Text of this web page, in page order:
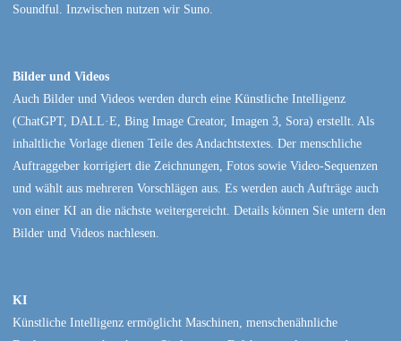
Soundful. Inzwischen nutzen wir Suno.
Bilder und Videos
Auch Bilder und Videos werden durch eine Künstliche Intelligenz
(ChatGPT, DALL·E, Bing Image Creator, Imagen 3, Sora) erstellt. Als
inhaltliche Vorlage dienen Teile des Andachtstextes. Der menschliche
Auftraggeber korrigiert die Zeichnungen, Fotos sowie Video-Sequenzen
und wählt aus mehreren Vorschlägen aus. Es werden auch Aufträge auch
von einer KI an die nächste weitergereicht. Details können Sie untern den
Bilder und Videos nachlesen.
KI
Künstliche Intelligenz ermöglicht Maschinen, menschenähnliche